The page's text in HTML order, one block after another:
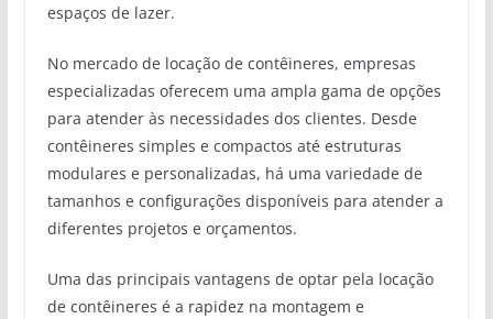
espaços de lazer.
No mercado de locação de contêineres, empresas
especializadas oferecem uma ampla gama de opções
para atender às necessidades dos clientes. Desde
contêineres simples e compactos até estruturas
modulares e personalizadas, há uma variedade de
tamanhos e configurações disponíveis para atender a
diferentes projetos e orçamentos.
Uma das principais vantagens de optar pela locação
de contêineres é a rapidez na montagem e